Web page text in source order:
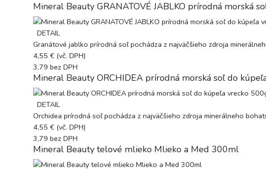
Mineral Beauty GRANATOVÉ JABLKO prírodná morská
DETAIL
Granátové jablko prírodná soľ pochádza z najväčšieho zdroja
4,55 € (vč. DPH)
3,79 bez DPH
Mineral Beauty ORCHIDEA prírodná morská soľ do
DETAIL
Orchidea prírodná soľ pochádza z najväčšieho zdroja minerálneho
4,55 € (vč. DPH)
3,79 bez DPH
Mineral Beauty telové mlieko Mlieko a Med 300ml